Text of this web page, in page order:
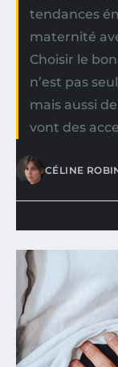
tendances
maternité
Choisir le
n’est pas
mais aussi
vont des
CÉLINE